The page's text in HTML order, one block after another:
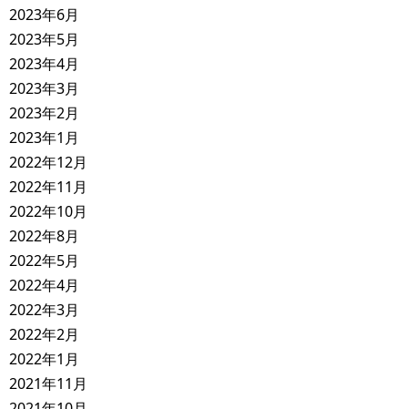
2023年6月
2023年5月
2023年4月
2023年3月
2023年2月
2023年1月
2022年12月
2022年11月
2022年10月
2022年8月
2022年5月
2022年4月
2022年3月
2022年2月
2022年1月
2021年11月